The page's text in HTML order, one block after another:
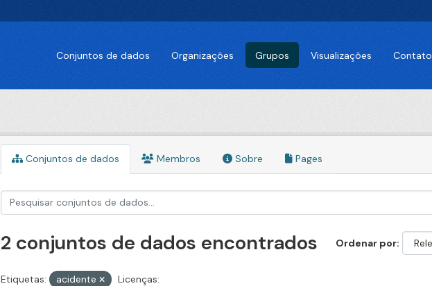
Conjuntos de dados Organizações Grupos Visualizações Contato
Conjuntos de dados Membros Sobre Pages
Ordenar por
2 conjuntos de dados encontrados
Etiquetas: acidente
Licenças: